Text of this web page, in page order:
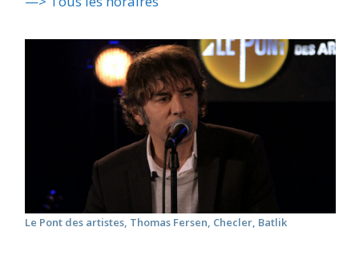
Le Pont des artistes, Thomas Fersen, Checler, Batlik